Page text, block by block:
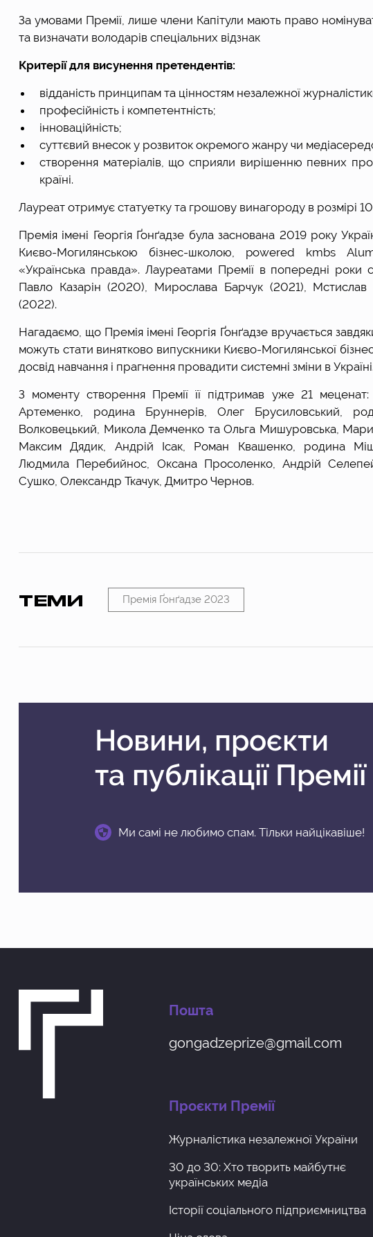
За умовами Премії, лише члени Капітули мають право
та визначати володарів спеціальних відзнак
Критерії для висунення претендентів:
відданість принципам та цінностям незалежної
професійність і компетентність;
інноваційність;
суттєвий внесок у розвиток окремого жанру чи
створення матеріалів, що сприяли вирішенню певних
країні.
Лауреат отримує статуетку та грошову винагороду в розмірі
Премія імені Георгія Ґонґадзе була заснована 2019 року
Києво-Могилянською бізнес-школою, powered kmbs
«Українська правда». Лауреатами Премії в попередні роки
Павло Казарін (2020), Мирослава Барчук (2021),
(2022).
Нагадаємо, що Премія імені Георгія Ґонґадзе вручається
можуть стати винятково випускники Києво-Могилянської
досвід навчання і прагнення провадити системні зміни в
З моменту створення Премії її підтримав уже 21
Артеменко, родина Бруннерів, Олег Брусиловський,
Волковецький, Микола Демченко та Ольга Мишуровська,
Максим Дядик, Андрій Ісак, Роман Квашенко, родина
Людмила Перебийнос, Оксана Просоленко, Андрій
Сушко, Олександр Ткачук, Дмитро Чернов.
ТЕМИ Премія Ґонґадзе 2023
Новини, проєкти
та публікації Премії
Ми самі не любимо спам. Тільки найцікавіше!
Пошта
gongadzeprize@gmail.com
Проєкти Премії
Журналістика незалежної України
30 до 30: Хто творить майбутнє
українських медіа
Iсторії соціального підприємництва